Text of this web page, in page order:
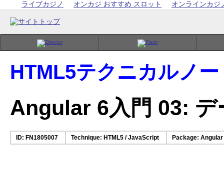
ライブカジノ オンカジ おすすめ スロット オンラインカジ
HTML5テクニカルノー
Angular 6入門 03: デ
ID: FN1805007 Technique: HTML5 / JavaScript Package: Angular